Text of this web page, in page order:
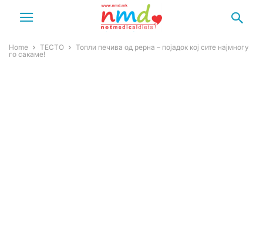
Home ТЕСТО
Топли печива од рерна – појадок кој сите најмногу
го сакаме!